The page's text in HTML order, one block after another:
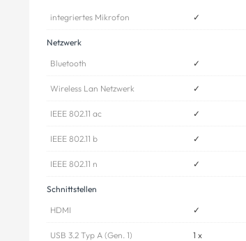
integriertes Mikrofon ✓
Netzwerk
Bluetooth
✓
Wireless Lan Netzwerk ✓
IEEE 802.11 ac ✓
IEEE 802.11 b ✓
IEEE 802.11 n ✓
Schnittstellen
HDMI
✓
USB 3.2 Typ A (Gen. 1) 1 x